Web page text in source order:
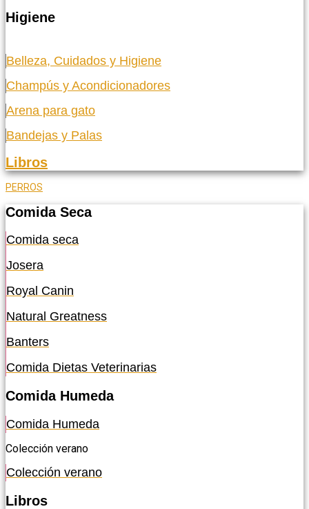
Higiene
Belleza, Cuidados y Higiene
Champús y Acondicionadores
Arena para gato
Bandejas y Palas
Libros
PERROS
Comida Seca
Comida seca
Josera
Royal Canin
Natural Greatness
Banters
Comida Dietas Veterinarias
Comida Humeda
Comida Humeda
Colección verano
Colección verano
Libros